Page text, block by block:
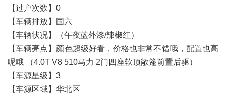
【过户次数】0
【车辆排放】国六
【车辆状况】（午夜蓝外漆/辣椒红）
【车辆亮点】颜色超级好看，价格也非常不错哦，配置也高
呢哦 （4.0T V8 510马力 2门四座软顶敞篷前置后驱）
【车源星级】3
【车源区域】华北区